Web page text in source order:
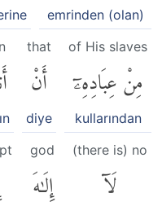
emrinden (olan)
of His slaves
مِنْ عِبَادِهِۦٓ
kullarından
that
أَنْ
diye
(there is) no
لَآ
god
إِلَٰهَ